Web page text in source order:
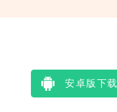
安卓版下载